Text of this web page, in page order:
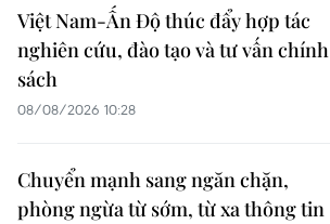
Việt Nam-Ấn Độ thúc đẩy hợp tác
nghiên cứu, đào tạo và tư vấn chính
sách
08/08/2026 10:28
Chuyển mạnh sang ngăn chặn,
phòng ngừa từ sớm, từ xa thông tin